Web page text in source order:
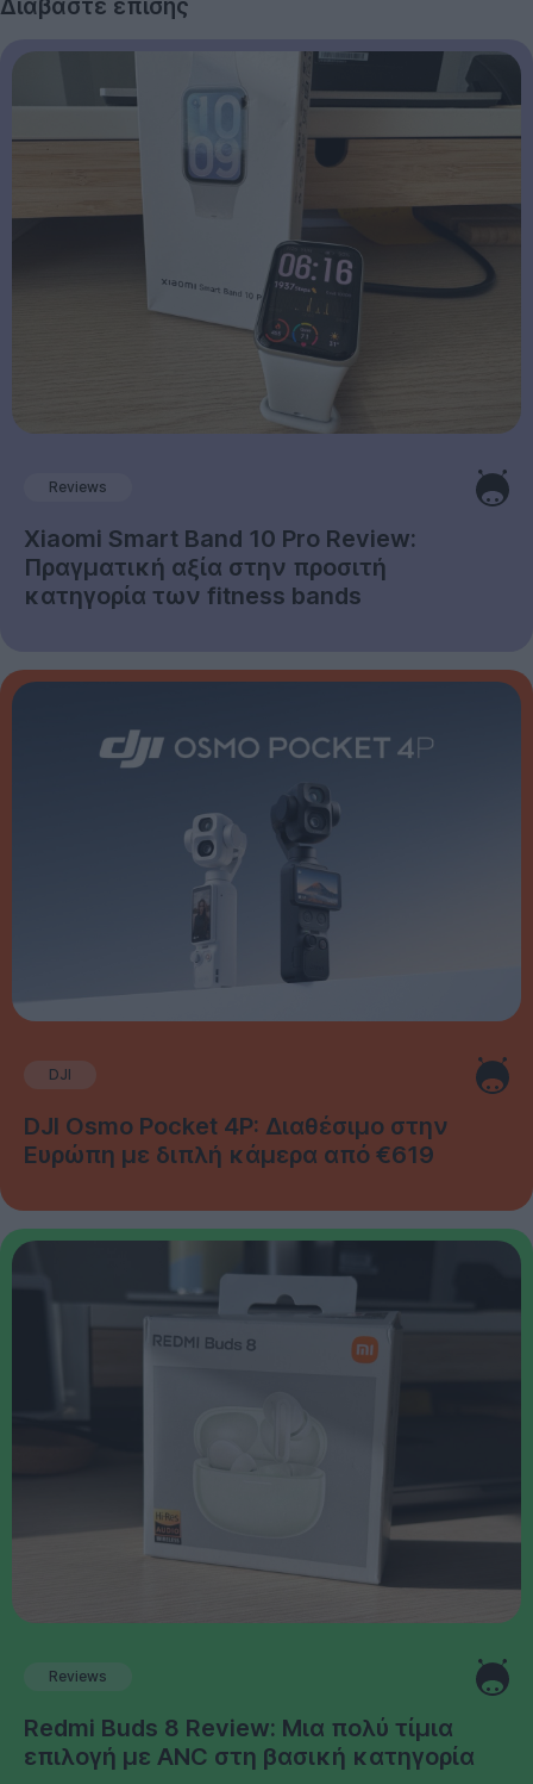
Διαβάστε επίσης
Reviews
Xiaomi Smart Band 10 Pro Review:
Πραγματική αξία στην προσιτή
κατηγορία των fitness bands
DJI
DJI Osmo Pocket 4P: Διαθέσιμο στην
Ευρώπη με διπλή κάμερα από €619
Reviews
Redmi Buds 8 Review: Μια πολύ τίμια
επιλογή με ANC στη βασική κατηγορία